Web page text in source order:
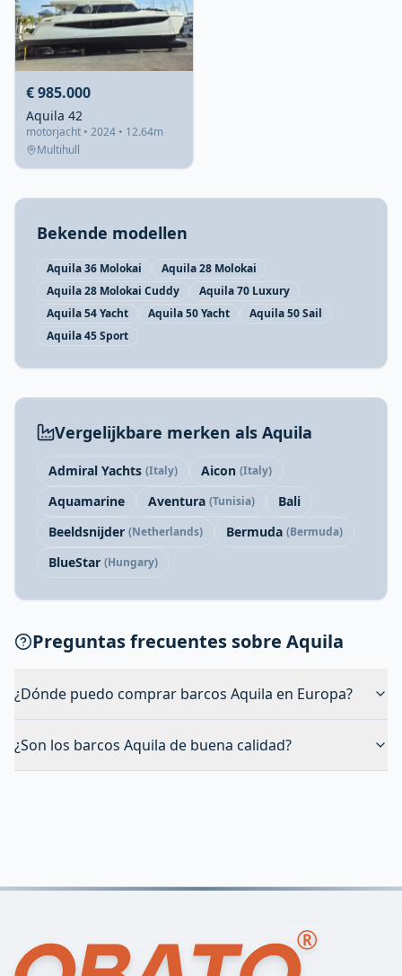
€ 985.000
Aquila 42
motorjacht • 2024 • 12.64m
Multihull
Bekende modellen
Aquila 36 Molokai
Aquila 28 Molokai
Aquila 28 Molokai Cuddy
Aquila 70 Luxury
Aquila 54 Yacht
Aquila 50 Yacht
Aquila 50 Sail
Aquila 45 Sport
Vergelijkbare merken als Aquila
Admiral Yachts (Italy) Aicon (Italy)
Aquamarine Aventura (Tunisia)
Bali
Beeldsnijder (Netherlands) Bermuda (Bermuda)
BlueStar (Hungary)
Preguntas frecuentes sobre Aquila
¿Dónde puedo comprar barcos Aquila en Europa?
¿Son los barcos Aquila de buena calidad?